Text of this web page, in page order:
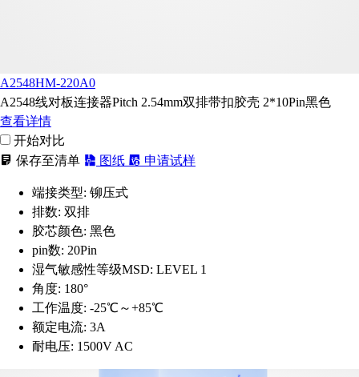
A2548HM-220A0
A2548线对板连接器Pitch 2.54mm双排带扣胶壳 2*10Pin黑色
查看详情
开始对比
保存至清单
图纸 申请试样
端接类型: 铆压式
排数: 双排
胶芯颜色: 黑色
pin数: 20Pin
湿气敏感性等级MSD: LEVEL 1
角度: 180°
工作温度: -25℃～+85℃
额定电流: 3A
耐电压: 1500V AC